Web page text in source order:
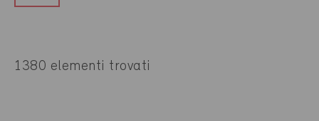
1380 elementi trovati